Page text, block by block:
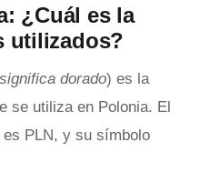
¿Cuál es la
utilizados?
dorado) es la
se utiliza en Polonia. El
PLN, y su símbolo